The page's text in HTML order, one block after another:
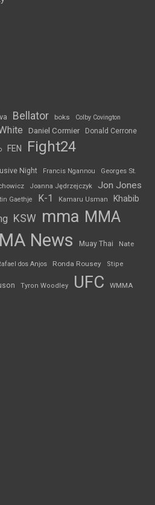
Bellator boks Colby Covington
Daniel Cormier Donald Cerrone
FEN Fight24
Night Francis Ngannou
Georges St.
Joanna Jędrzejczyk Jon Jones
Gaethje K-1 Kamaru Usman Khabib
KSW mma MMA
News Muay Thai Nate
dos Anjos Ronda Rousey Stipe
Tyron Woodley UFC WMMA